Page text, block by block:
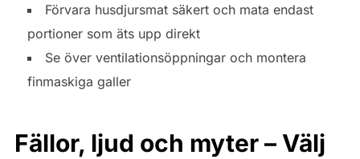
Förvara husdjursmat säkert och mata endast
portioner som äts upp direkt
Se över ventilationsöppningar och montera
finmaskiga galler
Fällor, ljud och myter – Välj